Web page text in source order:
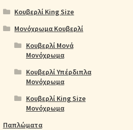
Κουβερλί King Size
Μονόχρωμα Κουβερλί
Κουβερλί Μονά
Μονόχρωμα
Κουβερλί Υπέρδιπλα
Μονόχρωμα
Κουβερλί King Size
Μονόχρωμα
Παπλώματα